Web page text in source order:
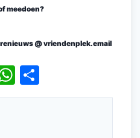
meedoen?
@ vriendenplek.email
W
h el